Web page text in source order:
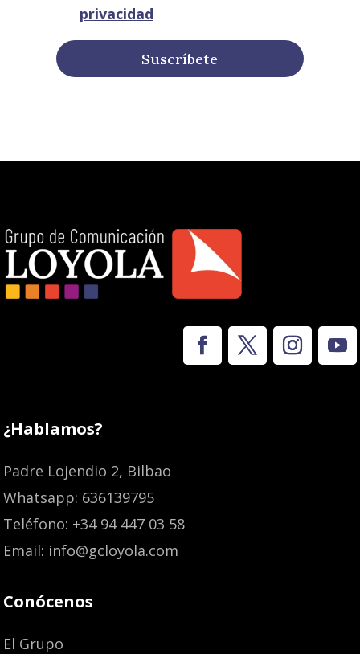
privacidad
Suscríbete
¿Hablamos?
Padre Lojendio 2, Bilbao
Whatsapp: 636139795
Teléfono: +34 94 447 03 58
Email: info@gcloyola.com
Conócenos
El Grupo